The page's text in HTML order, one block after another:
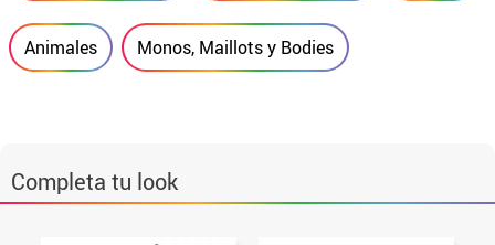
Animales Monos, Maillots y Bodies
Completa tu look